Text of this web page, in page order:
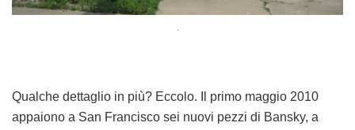
.
Qualche dettaglio in più? Eccolo. Il primo maggio 2010
appaiono a San Francisco sei nuovi pezzi di Bansky, a